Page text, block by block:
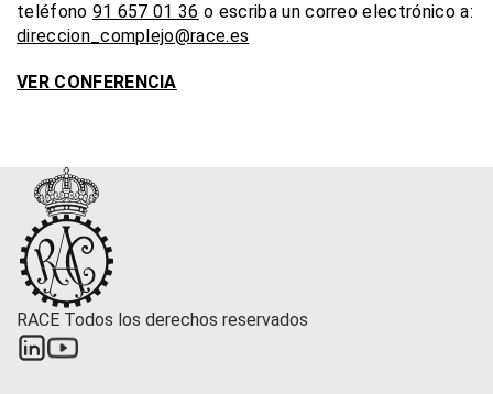
teléfono 91 657 01 36 o escriba un correo electrónico a:
direccion_complejo@race.es
VER CONFERENCIA
RACE Todos los derechos reservados